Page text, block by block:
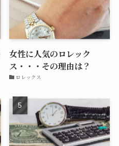
女性に人気のロレック
ス・・・その理由は？
ロレックス